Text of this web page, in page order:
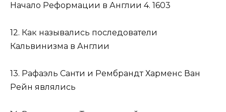
Начало Реформации в Англии 4. 1603
12. Как назывались последователи
Кальвинизма в Англии
13. Рафаэль Санти и Рембрандт Харменс Ван
Рейн являлись